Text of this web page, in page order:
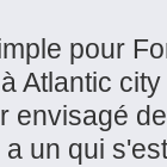
pour
Atlantic
envisagé
un qui